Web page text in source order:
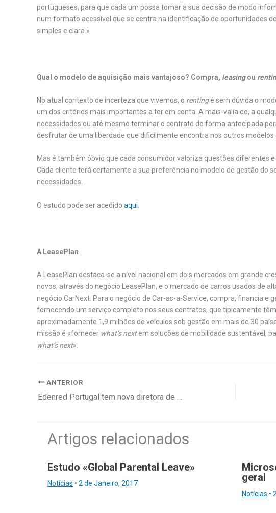
portugueses, para que cada um possa tomar a sua decisão de modo
num formato acessível que se centra na identificação de oportunidades
simples e clara.»
Qual o modelo de aquisição mais vantajoso? Compra, leasingou
No atual contexto de incerteza que vivemos, o rentingé sem dúvida o
um dos critérios mais importantes a ter em conta. A mais-valia de, a
necessidades ou até mesmo terminar o contrato de forma antecipada
desfrutar de uma liberdade que dificilmente encontra nos outros modelos
Mas é também óbvio que cada consumidor valoriza questões diferentes
Cada cliente terá certamente a sua preferência no modelo de gestão do
necessidades.
O estudo pode ser acedido aqui
A LeasePlan
A LeasePlan destaca-se a nível nacional em dois mercados em grande
novos, através do negócio LeasePlan, e o mercado de carros usados de
negócio CarNext. Para o negócio de Car-as-a-Service, compra, financia e
fornecendo um serviço completo nos seus contratos, que tipicamente
aproximadamente 1,9 milhões de veículos sob gestão em mais de 30
missão é «fornecer what’s nextem soluções de mobilidade sustentável,
what’s next».
ANTERIOR
Artigos relacionados
Estudo «Global Parental Leave»
Notícias • 2 de Janeiro, 2017
geral
Notícias •